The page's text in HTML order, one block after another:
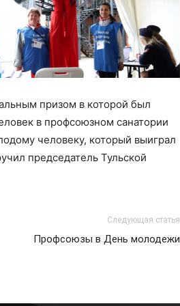
призом в которой был
в профсоюзном санатории
человеку, который выиграл
председатель Тульской
Следующая статья
Профсоюзы в День молодежи